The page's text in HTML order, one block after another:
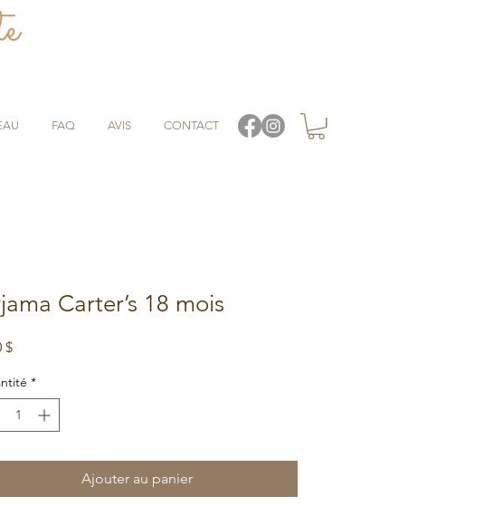
FAQ AVIS CONTACT
Carter’s 18 mois
$Prix
*
Ajouter au panier